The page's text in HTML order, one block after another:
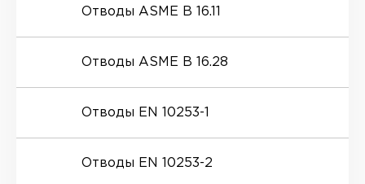
Отводы ASME B 16.11
Отводы ASME B 16.28
Отводы EN 10253-1
Отводы EN 10253-2